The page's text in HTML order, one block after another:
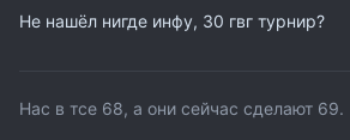
Не нашёл нигде инфу, 30 гвг турнир?
Нас в тсе 68, а они сейчас сделают 69.